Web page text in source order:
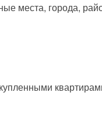
места, города,